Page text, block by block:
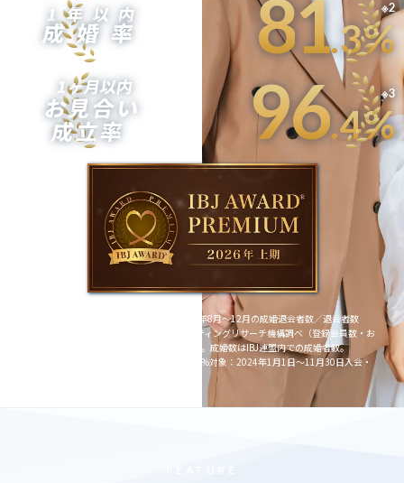
1年以内
成婚率 81.3%
※2
1ヶ月以内
お見合い
成立率 96.4%
※3
※1 成婚率51.3%算出基準：2025年8月〜12月の成婚退会者数／退会者数
※2 成婚数No.1根拠：日本マーケティングリサーチ機構調べ（登録会員数・お
見合い数・成婚数：2024年累計）。成婚数はIBJ連盟内での成婚者数。
※3 1か月以内お見合い成立率96.4%対象：2024年1月1日〜11月30日入会・